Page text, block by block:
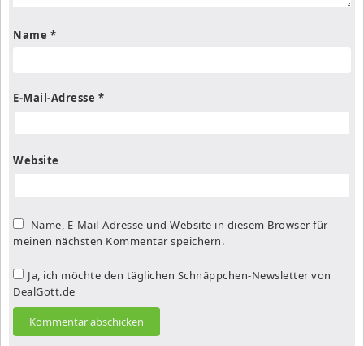
Name *
E-Mail-Adresse *
Website
Name, E-Mail-Adresse und Website in diesem Browser für
meinen nächsten Kommentar speichern.
Ja, ich möchte den täglichen Schnäppchen-Newsletter von
DealGott.de